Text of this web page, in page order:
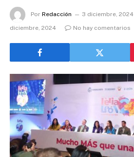
Por Redacción 3 diciembre, 2024
diciembre, 2024
No hay comentarios